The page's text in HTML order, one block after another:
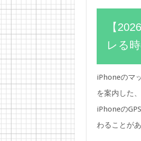
【
レる
iPhoneのマ
を案内した
iPhoneの
わることがあ